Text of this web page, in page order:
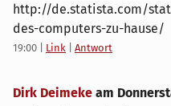
http://de.statista.com/
des-computers-zu-hause/
19:00 Link Antwort
Dirk Deimeke am